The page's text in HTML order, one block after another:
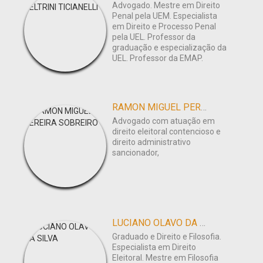
Advogado. Mestre em Direito
Penal pela UEM. Especialista
em Direito e Processo Penal
pela UEL. Professor da
graduação e especialização da
UEL. Professor da EMAP.
RAMON MIGUEL PEREIRA SOBREIRO
Advogado com atuação em
direito eleitoral contencioso e
direito administrativo
sancionador,
LUCIANO OLAVO DA SILVA
Graduado e Direito e Filosofia.
Especialista em Direito
Eleitoral. Mestre em Filosofia